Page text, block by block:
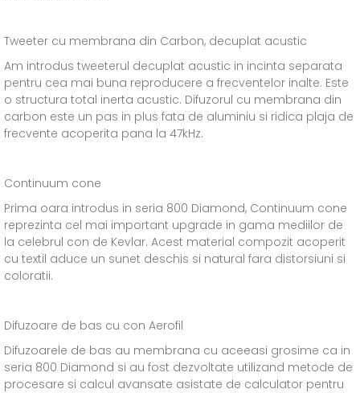
Tweeter cu membrana din Carbon, decuplat acustic
Am introdus tweeterul decuplat acustic in incinta separata
pentru cea mai buna reproducere a frecventelor inalte. Este
o structura total inerta acustic. Difuzorul cu membrana din
carbon este un pas in plus fata de aluminiu si ridica plaja de
frecvente acoperita pana la 47kHz.
Continuum cone
Prima oara introdus in seria 800 Diamond, Continuum cone
reprezinta cel mai important upgrade in gama mediilor de
la celebrul con de Kevlar. Acest material compozit acoperit
cu textil aduce un sunet deschis si natural fara distorsiuni si
coloratii.
Difuzoare de bas cu con Aerofil
Difuzoarele de bas au membrana cu aceeasi grosime ca in
seria 800 Diamond si au fost dezvoltate utilizand metode de
procesare si calcul avansate asistate de calculator pentru